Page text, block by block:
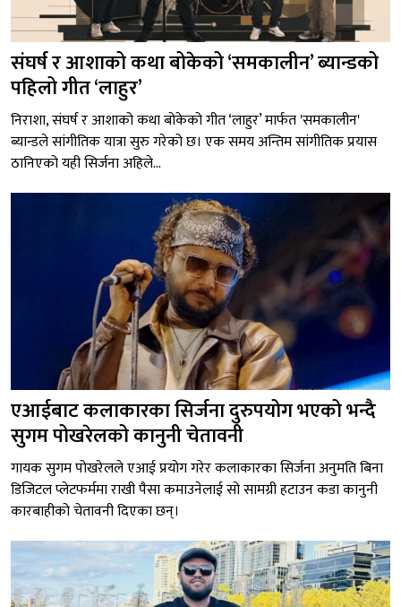
संघर्ष र आशाको कथा बोकेको ‘समकालीन’ ब्यान्डको
पहिलो गीत ‘लाहुर’
निराशा, संघर्ष र आशाको कथा बोकेको गीत ‘लाहुर’ मार्फत 'समकालीन'
ब्यान्डले सांगीतिक यात्रा सुरु गरेको छ। एक समय अन्तिम सांगीतिक प्रयास
ठानिएको यही सिर्जना अहिले...
एआईबाट कलाकारका सिर्जना दुरुपयोग भएको भन्दै
सुगम पोखरेलको कानुनी चेतावनी
गायक सुगम पोखरेलले एआई प्रयोग गरेर कलाकारका सिर्जना अनुमति बिना
डिजिटल प्लेटफर्ममा राखी पैसा कमाउनेलाई सो सामग्री हटाउन कडा कानुनी
कारबाहीको चेतावनी दिएका छन्।